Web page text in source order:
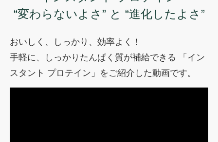
“変わらないよさ” と “進化したよさ”
おいしく、しっかり、効率よく！
手軽に、しっかりたんぱく質が補給できる 「イン
スタント プロテイン」をご紹介した動画です。